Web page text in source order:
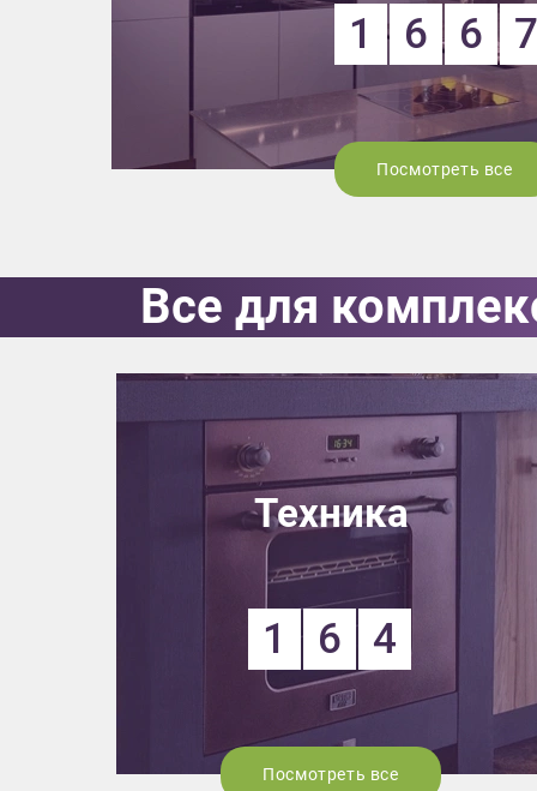
1 6 6 7
Посмотреть все
Все для
Техника
1 6 4
Посмотреть все
с